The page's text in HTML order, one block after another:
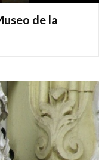
de la